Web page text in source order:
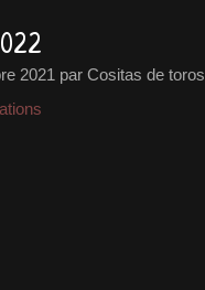
2021 par Cositas de toros